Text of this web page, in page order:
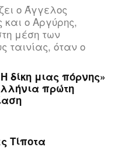
ο Άγγελος
ο Αργύρης,
μέση των
ταινίας, όταν ο
δίκη μιας πόρνης»
πρώτη
Τίποτα